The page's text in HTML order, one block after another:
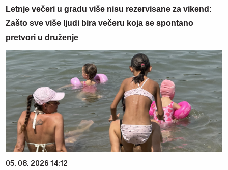
Letnje večeri u gradu više nisu rezervisane za vikend:
Zašto sve više ljudi bira večeru koja se spontano
pretvori u druženje
05. 08. 2026 14:12